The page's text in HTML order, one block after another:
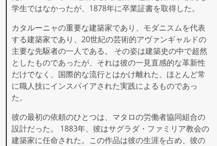
学生ではなかったが、1878年に卒業証書を取得した。
カタルーニャの重要な建築家であり、モダニスムを代表
する建築家であり、20世紀の芸術的アヴァンギャルドの
主要な先駆者の一人である。 その姿は建築史の中で超然
としたものであったが、それは彼の一見直感的な革新性
だけでなく、国際的な流行とはかけ離れた、ほとんど常
に職人技にインスパイアされた実践によるものであっ
た。
彼の最初の依頼のひとつは、マタロの労働者協同組合の
設計だった。 1883年、彼はサグラダ・ファミリア教会の
建築家に任命された。この作品は彼の生涯を占め、彼の